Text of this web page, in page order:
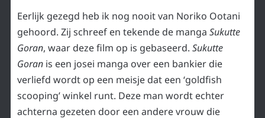
Eerlijk gezegd heb ik nog nooit van Noriko Ootani
gehoord. Zij schreef en tekende de manga Sukutte
Goran, waar deze film op is gebaseerd. Sukutte
Goranis een josei manga over een bankier die
verliefd wordt op een meisje dat een ‘goldfish
scooping’ winkel runt. Deze man wordt echter
achterna gezeten door een andere vrouw die